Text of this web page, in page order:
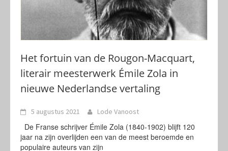
Het fortuin van de Rougon-Macquart,
literair meesterwerk Émile Zola in
nieuwe Nederlandse vertaling
5 augustus 2021 Lode Vanoost
De Franse schrijver Émile Zola (1840-1902) blijft 120
jaar na zijn overlijden een van de meest beroemde en
populaire auteurs van zijn